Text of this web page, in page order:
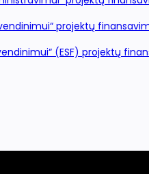
projektų
(ESF) projektų